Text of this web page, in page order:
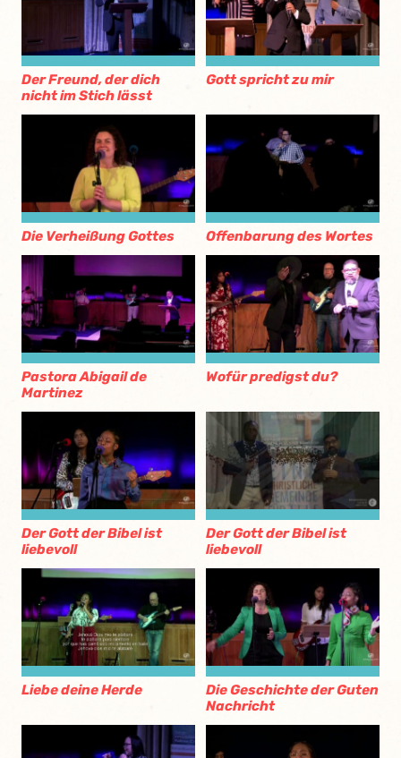
Der Freund, der dich
nicht im Stich lässt
Gott spricht zu mir
Die Verheißung Gottes Offenbarung des Wortes
Pastora Abigail de
Martinez
Wofür predigst du?
Der Gott der Bibel ist
liebevoll
Der Gott der Bibel ist
liebevoll
Liebe deine Herde
Die Geschichte der Guten
Nachricht